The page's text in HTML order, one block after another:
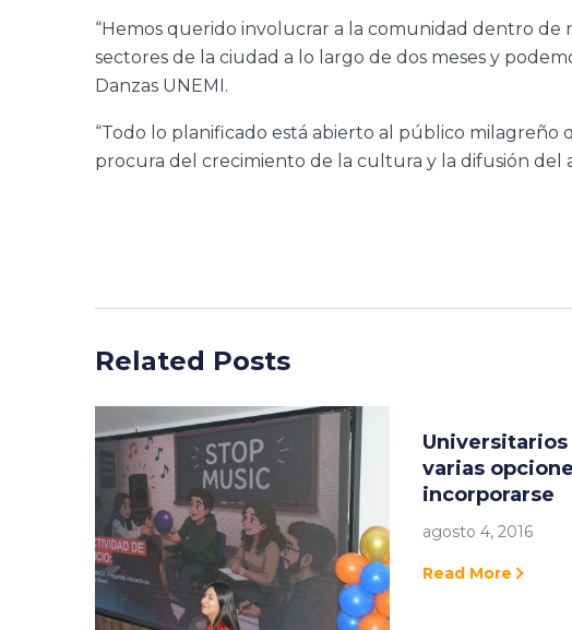
“Hemos querido involucrar a la comunidad dentro de
sectores de la ciudad a lo largo de dos meses y
Danzas UNEMI.
“Todo lo planificado está abierto al público milagreño
procura del crecimiento de la cultura y la difusión del
Related Posts
Universitarios
varias
incorporarse
agosto 4, 2016
Read More